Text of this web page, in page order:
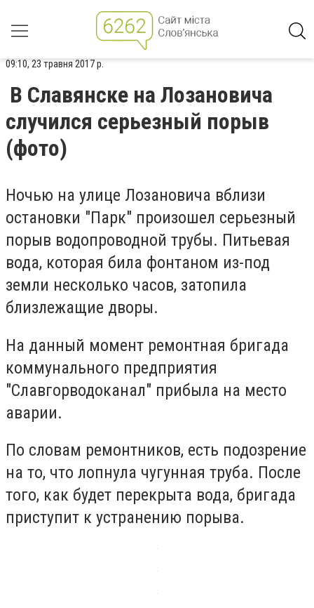
09:10, 23 травня 2017 р.
В Славянске на Лозановича
случился серьезный порыв
(фото)
Ночью на улице Лозановича вблизи
остановки "Парк" произошел серьезный
порыв водопроводной трубы. Питьевая
вода, которая била фонтаном из-под
земли несколько часов, затопила
близлежащие дворы.
На данный момент ремонтная бригада
коммунального предприятия
"Славгорводоканал" прибыла на место
аварии.
По словам ремонтников, есть подозрение
на то, что лопнула чугунная труба. После
того, как будет перекрыта вода, бригада
приступит к устранению порыва.